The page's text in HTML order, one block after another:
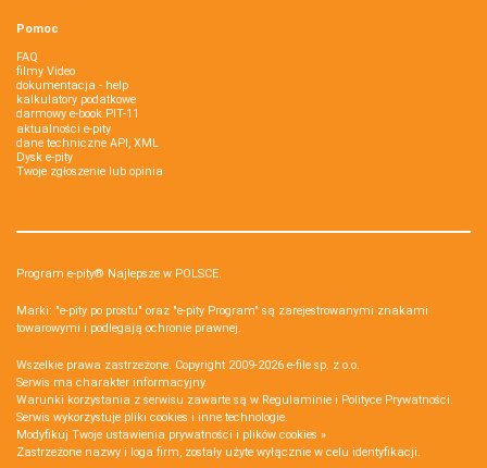
Pomoc
FAQ
filmy Video
dokumentacja - help
kalkulatory podatkowe
darmowy e-book PIT-11
aktualności e-pity
dane techniczne API, XML
Dysk e-pity
Twoje zgłoszenie lub opinia
Program e-pity® Najlepsze w POLSCE.
Marki: "e-pity po prostu" oraz "e-pity Program" są zarejestrowanymi znakami
towarowymi i podlegają ochronie prawnej.
Wszelkie prawa zastrzeżone. Copyright 2009-2026 e-file sp. z o.o.
Serwis ma charakter informacyjny.
Warunki korzystania z serwisu zawarte są w Regulaminie i Polityce Prywatności.
Serwis wykorzystuje pliki cookies i inne technologie.
Modyfikuj Twoje ustawienia prywatności i plików cookies »
Zastrzeżone nazwy i loga firm, zostały użyte wyłącznie w celu identyfikacji.